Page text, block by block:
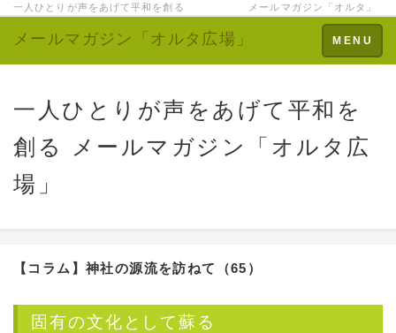
一人ひとりが声をあげて平和を創る メールマガジン「オルタ」
Toggle
navigation
MENU
メールマガジン「オルタ広場」
一人ひとりが声をあげて平和を
創る メールマガジン「オルタ広
場」
【コラム】 神社の源流を訪ねて（65）
固有の文化として蘇る